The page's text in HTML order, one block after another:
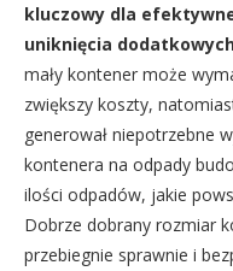
kluczowy dla
uniknięcia
mały kontener może
zwiększy koszty,
generował niepotrzebne
kontenera na odpady
ilości odpadów, jakie
Dobrze dobrany rozmiar
przebiegnie sprawnie i